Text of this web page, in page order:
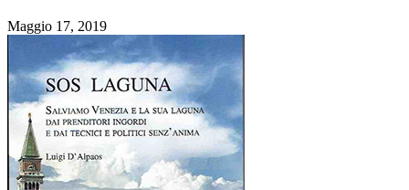
Maggio 17, 2019